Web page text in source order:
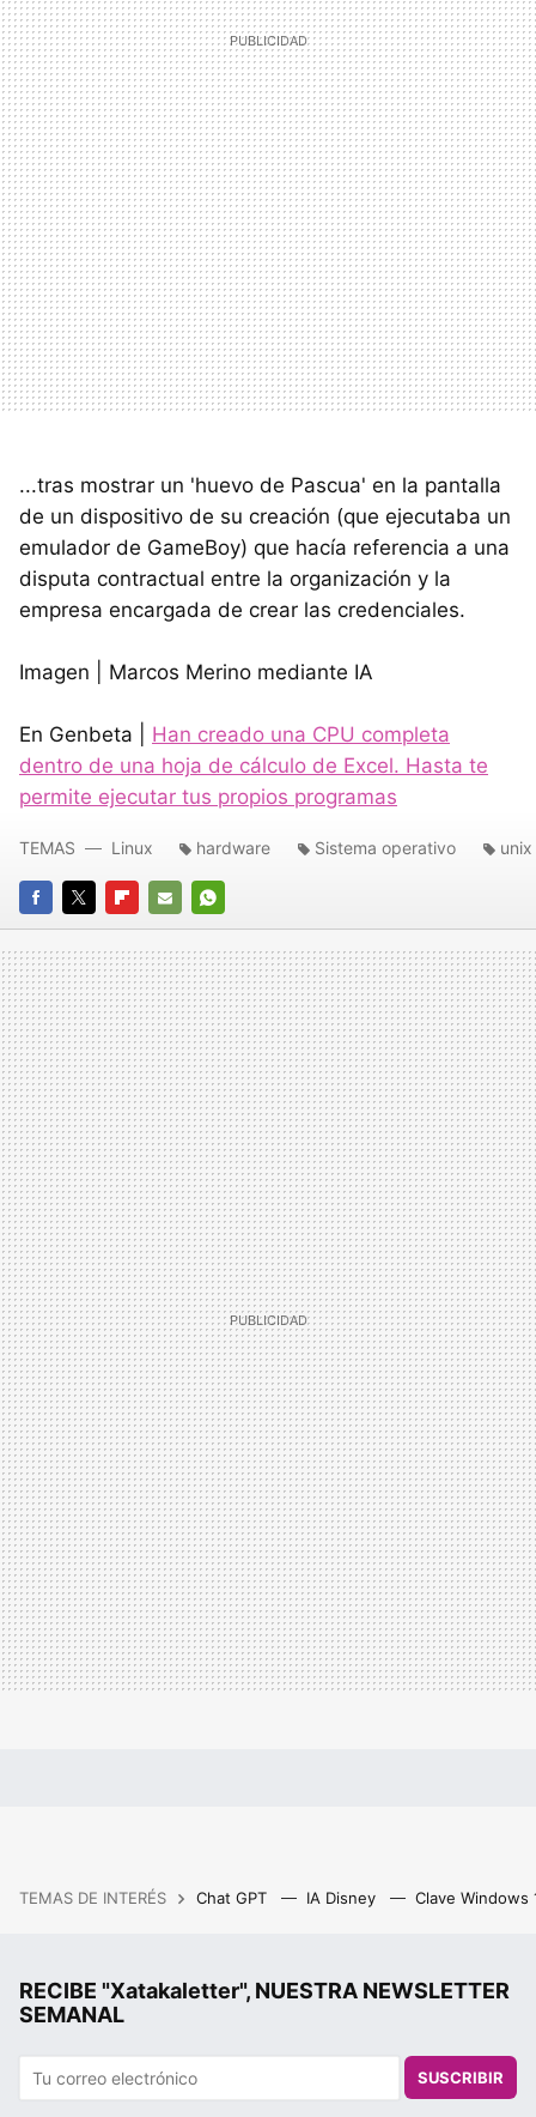
...tras mostrar un 'huevo de Pascua' en la pantalla
de un dispositivo de su creación (que ejecutaba un
emulador de GameBoy) que hacía referencia a una
disputa contractual entre la organización y la
empresa encargada de crear las credenciales.
Imagen | Marcos Merino mediante IA
En Genbeta | Han creado una CPU completa
dentro de una hoja de cálculo de Excel. Hasta te
permite ejecutar tus propios programas
FACEBOOK
TWITTERFLIPBOARD
E-
MAIL
WHATSAPP
TEMAS Linux hardware Sistema operativo unix
TEMAS DE INTERÉS Chat GPT IA Disney Clave Windows
RECIBE "Xatakaletter", NUESTRA NEWSLETTER
SEMANAL
SUSCRIBIR